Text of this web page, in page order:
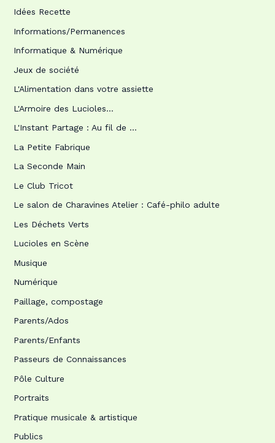
Idées Recette
Informations/Permanences
Informatique & Numérique
Jeux de société
L'Alimentation dans votre assiette
L'Armoire des Lucioles…
L'Instant Partage : Au fil de …
La Petite Fabrique
La Seconde Main
Le Club Tricot
Le salon de Charavines Atelier : Café-philo adulte
Les Déchets Verts
Lucioles en Scène
Musique
Numérique
Paillage, compostage
Parents/Ados
Parents/Enfants
Passeurs de Connaissances
Pôle Culture
Portraits
Pratique musicale & artistique
Publics